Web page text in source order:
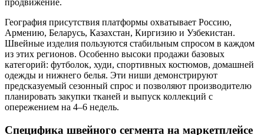
продвижение.
География присутствия платформы охватывает Россию,
Армению, Беларусь, Казахстан, Киргизию и Узбекистан.
Швейные изделия пользуются стабильным спросом в каждом
из этих регионов. Особенно высоки продажи базовых
категорий: футболок, худи, спортивных костюмов, домашней
одежды и нижнего белья. Эти ниши демонстрируют
предсказуемый сезонный спрос и позволяют производителю
планировать закупки тканей и выпуск коллекций с
опережением на 4–6 недель.
Специфика швейного сегмента на маркетплейсе